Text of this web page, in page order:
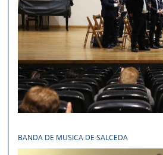
BANDA DE MUSICA DE SALCEDA